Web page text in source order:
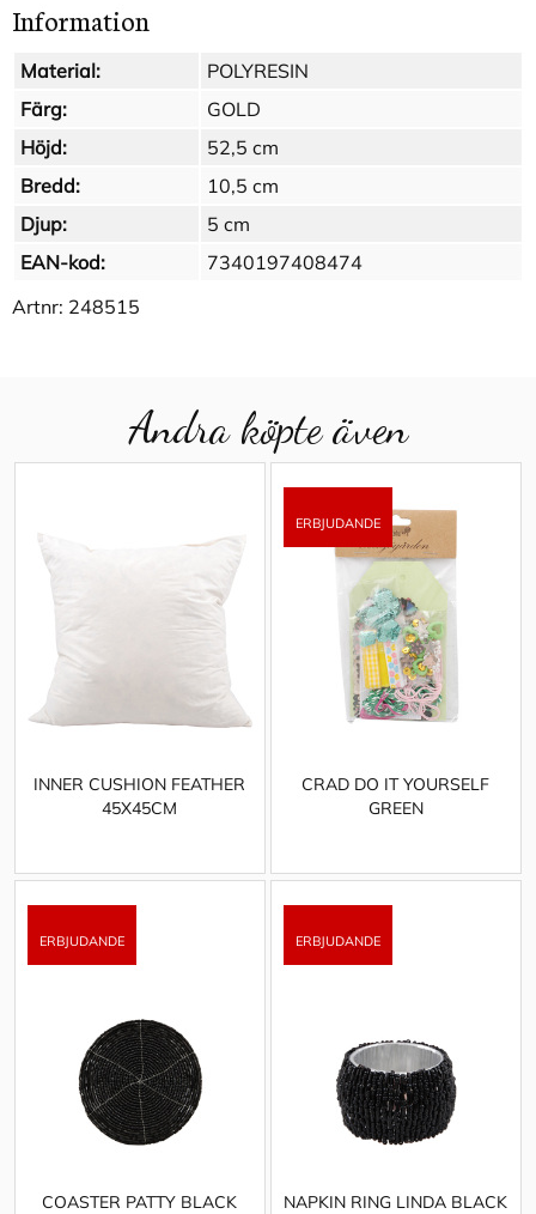
Information
Material:
POLYRESIN
Färg:
GOLD
Höjd:
52,5 cm
Bredd:
10,5 cm
Djup:
5 cm
EAN-kod:
7340197408474
Artnr: 248515
Andra köpte även
INNER CUSHION FEATHER
45X45CM
CRAD DO IT YOURSELF
GREEN
COASTER PATTY BLACK NAPKIN RING LINDA BLACK